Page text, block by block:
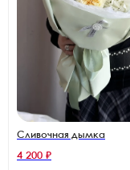
Сливочная дымка
4 200 ₽